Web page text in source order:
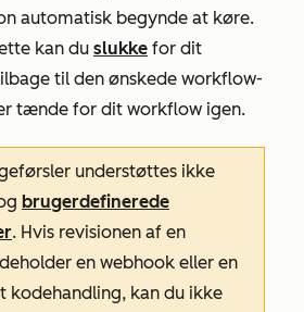
automatisk begynde at køre.
kan du slukke for dit
til den ønskede workflow-
tænde for dit workflow igen.
understøttes ikke
brugerdefinerede
. Hvis revisionen af en
en webhook eller en
kodehandling, kan du ikke